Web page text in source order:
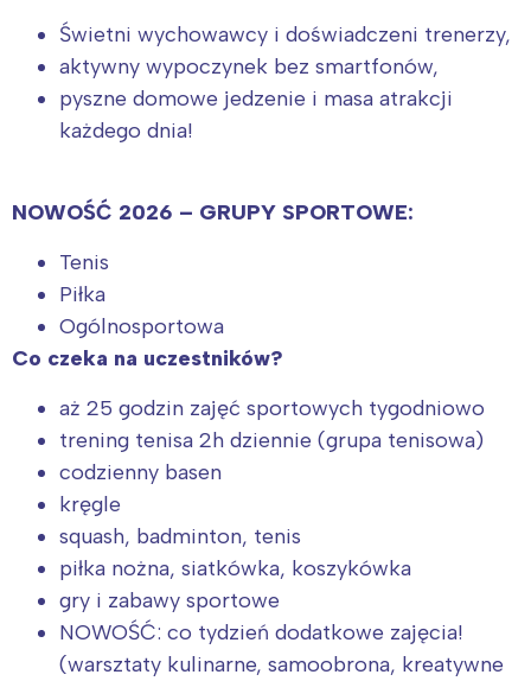
Świetni wychowawcy i doświadczeni trenerzy,
aktywny wypoczynek bez smartfonów,
pyszne domowe jedzenie i masa atrakcji
każdego dnia!
NOWOŚĆ 2026 – GRUPY SPORTOWE:
Tenis
Piłka
Ogólnosportowa
Co czeka na uczestników?
aż 25 godzin zajęć sportowych tygodniowo
trening tenisa 2h dziennie (grupa tenisowa)
codzienny basen
kręgle
squash, badminton, tenis
piłka nożna, siatkówka, koszykówka
gry i zabawy sportowe
NOWOŚĆ: co tydzień dodatkowe zajęcia!
(warsztaty kulinarne, samoobrona, kreatywne